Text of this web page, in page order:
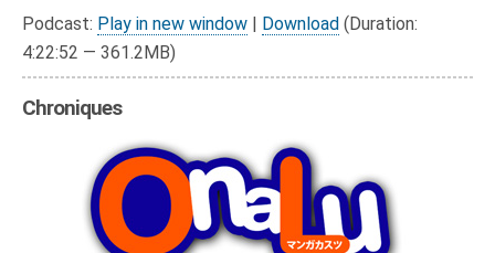
Podcast: Play in new window Download (Duration:
4:22:52 — 361.2MB)
Chroniques